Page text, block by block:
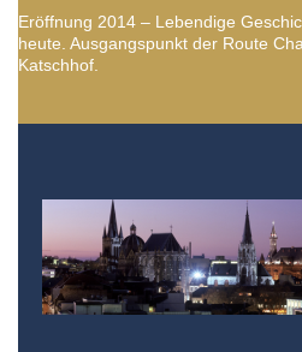
Eröffnung 2014 – Lebendige
heute. Ausgangspunkt der Route
Katschhof.